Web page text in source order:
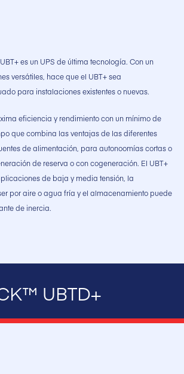
es un UPS de última tecnología. Con un
versátiles, hace que el UBT+ sea
para instalaciones existentes o nuevas.
eficiencia y rendimiento con un mínimo de
que combina las ventajas de las diferentes
de alimentación, para autonoomías cortas o
de reserva o con cogeneración. El UBT+
de baja y media tensión, la
por aire o agua fría y el almacenamiento puede
de inercia.
UBTD+